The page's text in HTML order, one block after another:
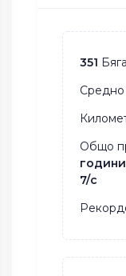
351
Средно
Общо
7/с